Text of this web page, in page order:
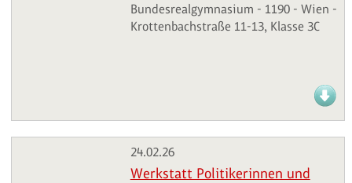
Bundesrealgymnasium - 1190 - Wien -
Krottenbachstraße 11-13, Klasse 3C
24.02.26
Werkstatt Politikerinnen und